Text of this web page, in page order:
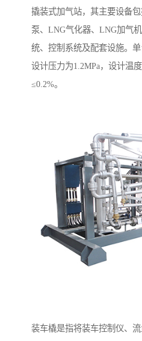
撬装式加气站，其主要设备
泵、LNG气化器、LNG加气
统、控制系统及配套设施。单
设计压力为1.2MPa，设计温
≤0.2%。
装车橇是指将装车控制仪、